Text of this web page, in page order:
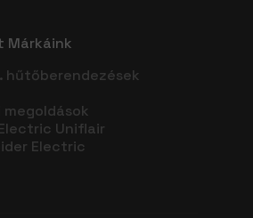
Márkáink
hűtőberendezések
megoldások
Uniflair
Electric